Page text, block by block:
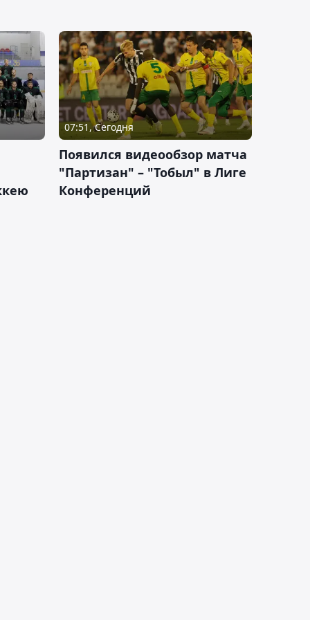
07:51, Сегодня
Появился видеообзор матча
"Партизан" – "Тобыл" в Лиге
Конференций